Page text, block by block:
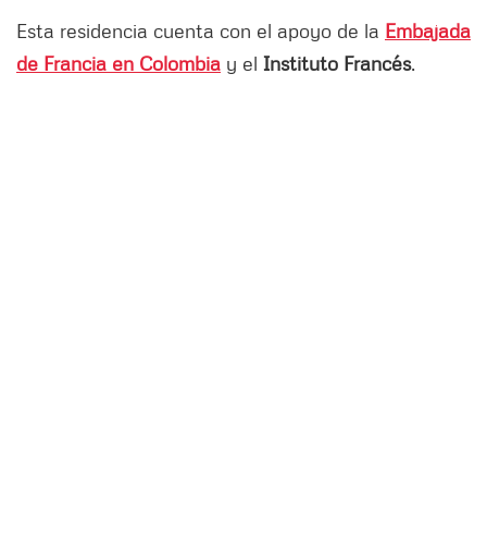
Esta residencia cuenta con el apoyo de la Embajada
de Francia en Colombia y el Instituto Francés.